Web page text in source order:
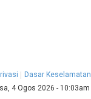
Dasar Keselamatan
4 Ogos 2026 - 10:03am